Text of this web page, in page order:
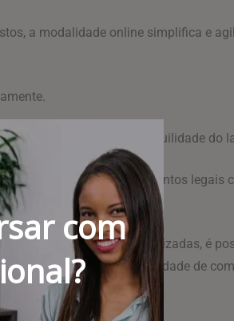
a modalidade online simplifica e
no seu ritmo e na tranquilidade do
de procedimentos legais
online especializadas, é
tudo isso sem a necessidade de
com